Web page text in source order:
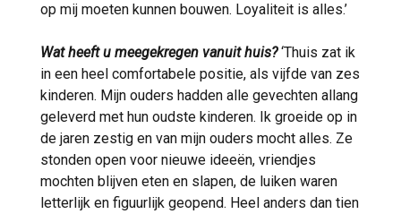
op mij moeten kunnen bouwen. Loyaliteit is alles.’
Wat heeft u meegekregen vanuit huis?‘Thuis zat ik
in een heel comfortabele positie, als vijfde van zes
kinderen. Mijn ouders hadden alle gevechten allang
geleverd met hun oudste kinderen. Ik groeide op in
de jaren zestig en van mijn ouders mocht alles. Ze
stonden open voor nieuwe ideeën, vriendjes
mochten blijven eten en slapen, de luiken waren
letterlijk en figuurlijk geopend. Heel anders dan tien